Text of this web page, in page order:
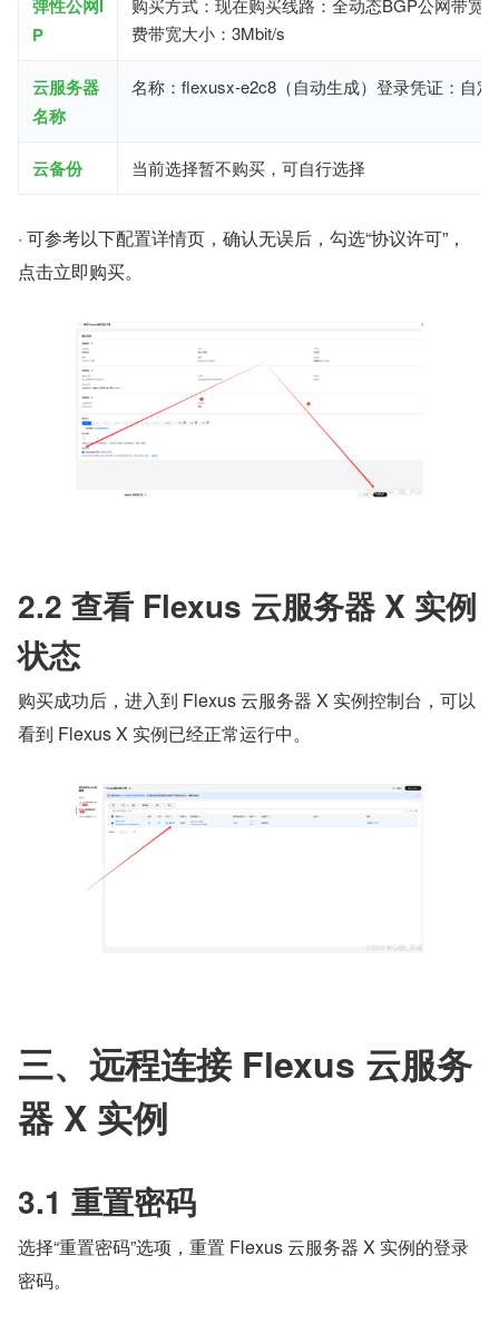
弹性公网I
P
购买方式：现在购买线路：全动态BGP公网带宽
费带宽大小：3Mbit/s
云服务器
名称
名称：flexusx-e2c8（自动生成）登录凭证：自定
云备份 当前选择暂不购买，可自行选择
· 可参考以下配置详情页，确认无误后，勾选“协议许可”，
点击立即购买。
2.2 查看 Flexus 云服务器 X 实例
状态
购买成功后，进入到 Flexus 云服务器 X 实例控制台，可以
看到 Flexus X 实例已经正常运行中。
三、远程连接 Flexus 云服务
器 X 实例
3.1 重置密码
选择“重置密码”选项，重置 Flexus 云服务器 X 实例的登录
密码。